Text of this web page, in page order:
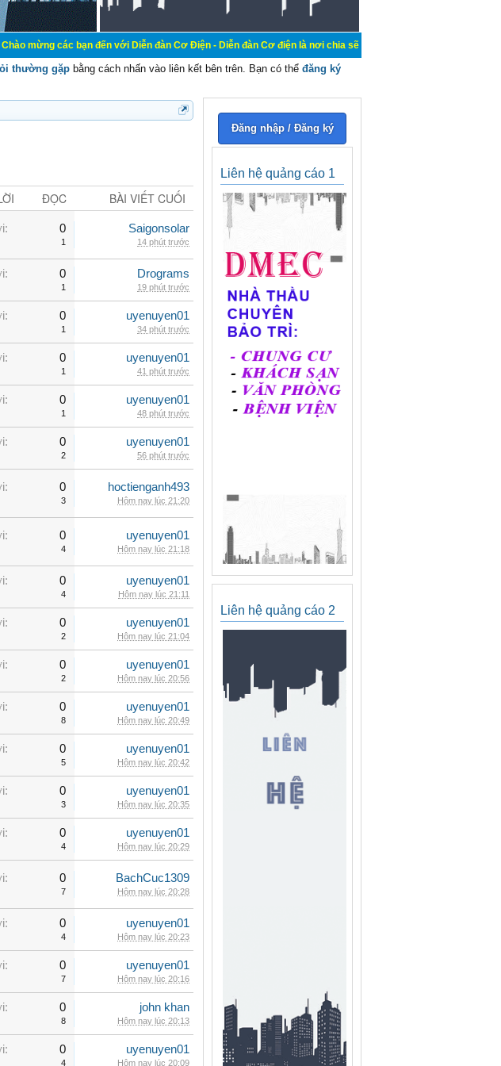
các bạn đến với Diễn đàn Cơ Điện - Diễn đàn Cơ điện là nơi chia sẽ kiến thức kinh nghiệm trong lãnh vực
thường gặp bằng cách nhấn vào liên kết bên trên. Bạn có thể đăng ký
ĐỌC BÀI VIẾT CUỐI
0
1
Saigonsolar
14 phút trước
0
1
Drograms
19 phút trước
0
1
uyenuyen01
34 phút trước
0
1
uyenuyen01
41 phút trước
0
1
uyenuyen01
48 phút trước
0
2
uyenuyen01
56 phút trước
0
3
hoctienganh493
Hôm nay lúc 21:20
0
4
uyenuyen01
Hôm nay lúc 21:18
0
4
uyenuyen01
Hôm nay lúc 21:11
0
2
uyenuyen01
Hôm nay lúc 21:04
0
2
uyenuyen01
Hôm nay lúc 20:56
0
8
uyenuyen01
Hôm nay lúc 20:49
0
5
uyenuyen01
Hôm nay lúc 20:42
0
3
uyenuyen01
Hôm nay lúc 20:35
0
4
uyenuyen01
Hôm nay lúc 20:29
0
7
BachCuc1309
Hôm nay lúc 20:28
0
4
uyenuyen01
Hôm nay lúc 20:23
0
7
uyenuyen01
Hôm nay lúc 20:16
0
8
john khan
Hôm nay lúc 20:13
0
4
uyenuyen01
Hôm nay lúc 20:09
Đăng nhập / Đăng ký
Liên hệ quảng cáo 1
Liên hệ quảng cáo 2